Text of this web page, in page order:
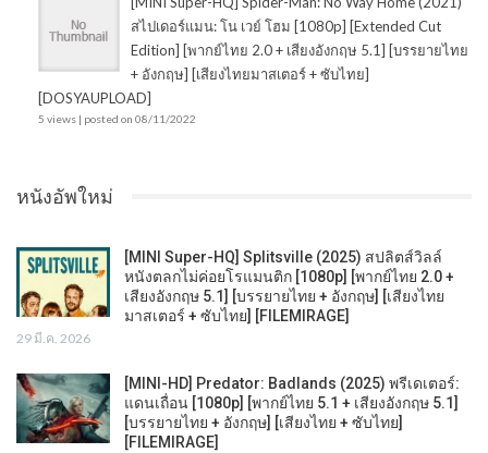
สไปเดอร์แมน: โน เวย์ โฮม [1080p] [Extended Cut
Edition] [พากย์ไทย 2.0 + เสียงอังกฤษ 5.1] [บรรยายไทย
+ อังกฤษ] [เสียงไทยมาสเตอร์ + ซับไทย]
[DOSYAUPLOAD]
5 views | posted on 08/11/2022
หนังอัพใหม่
[MINI Super-HQ] Splitsville (2025) สปลิตส์วิลล์
หนังตลกไม่ค่อยโรแมนติก [1080p] [พากย์ไทย 2.0 +
เสียงอังกฤษ 5.1] [บรรยายไทย + อังกฤษ] [เสียงไทย
มาสเตอร์ + ซับไทย] [FILEMIRAGE]
29 มี.ค. 2026
[MINI-HD] Predator: Badlands (2025) พรีเดเตอร์:
แดนเถื่อน [1080p] [พากย์ไทย 5.1 + เสียงอังกฤษ 5.1]
[บรรยายไทย + อังกฤษ] [เสียงไทย + ซับไทย]
[FILEMIRAGE]